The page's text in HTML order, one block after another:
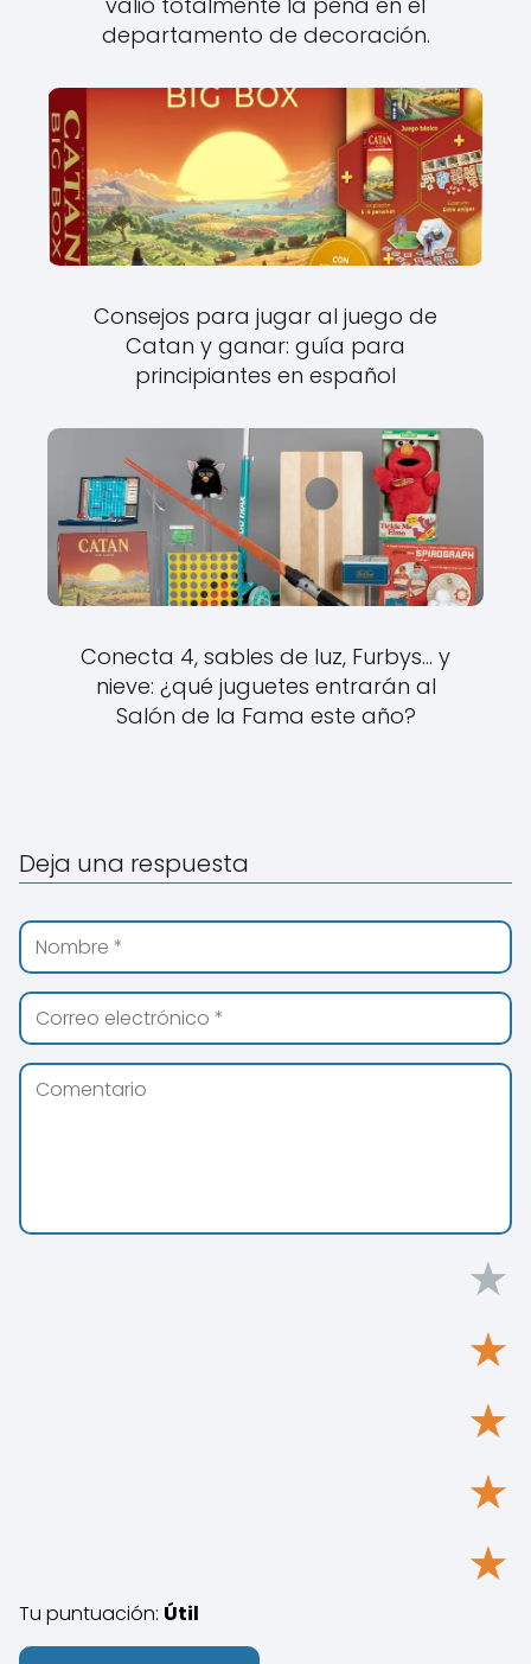
departamento de decoración.
Consejos para jugar al juego de
Catan y ganar: guía para
principiantes en español
Conecta 4, sables de luz, Furbys… y
nieve: ¿qué juguetes entrarán al
Salón de la Fama este año?
Deja una respuesta
★
★
★
★
★
Tu puntuación: Útil